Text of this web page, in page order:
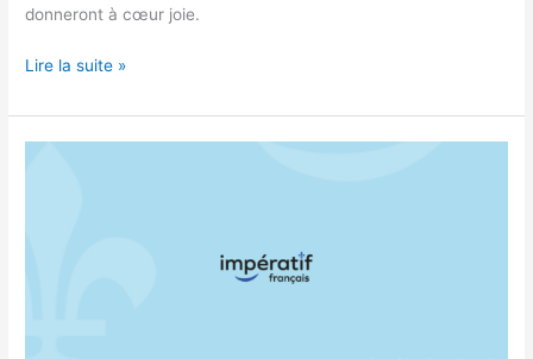
donneront à cœur joie.
Lire la suite »